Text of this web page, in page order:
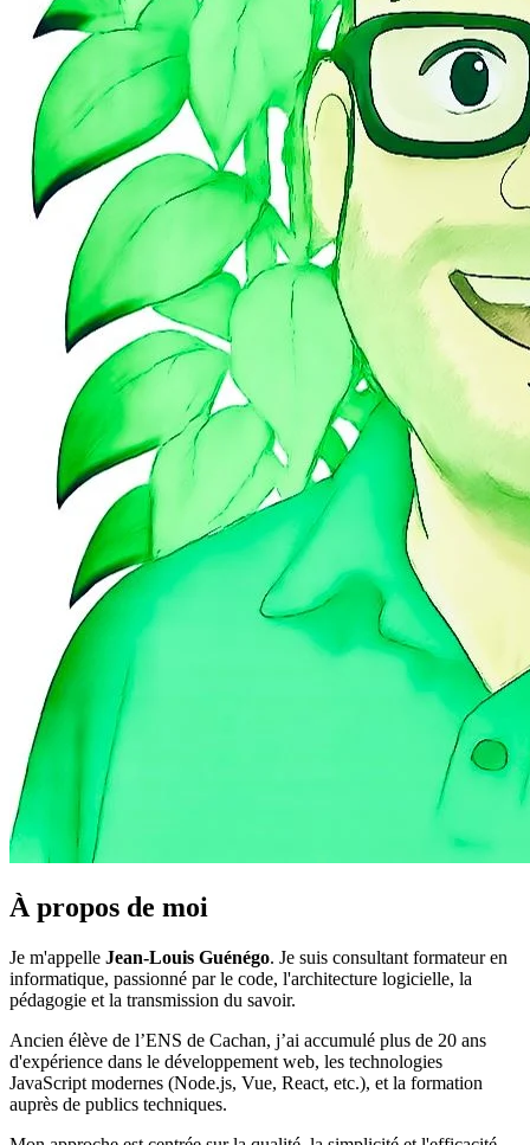
À propos de moi
Je m'appelle Jean-Louis Guénégo. Je suis consultant formateur en
informatique, passionné par le code, l'architecture logicielle, la
pédagogie et la transmission du savoir.
Ancien élève de l’ENS de Cachan, j’ai accumulé plus de 20 ans
d'expérience dans le développement web, les technologies
JavaScript modernes (Node.js, Vue, React, etc.), et la formation
auprès de publics techniques.